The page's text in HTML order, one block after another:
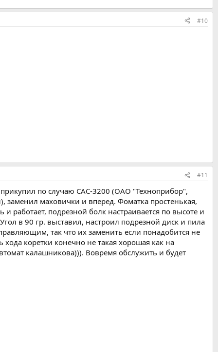
#10
#11
по случаю САС-3200 (ОАО "Техноприбор",
маховички и вперед. Фоматка простенькая,
работает, подрезной болк настраивается по высоте и
в 90 гр. выставил, настроил подрезной диск и пила
так что их заменить если понадобится не
коретки конечно не такая хорошая как на
калашникова))). Вовремя обслужить и будет